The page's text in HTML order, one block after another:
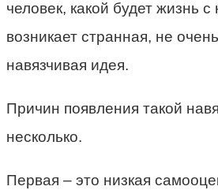
человек, какой будет жизнь
возникает странная, не
навязчивая идея.
Причин появления такой
несколько.
Первая – это низкая